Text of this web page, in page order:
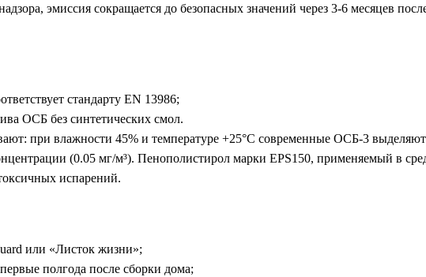
эмиссия сокращается до безопасных значений через 3-6 месяцев
стандарту EN 13986;
ОСБ без синтетических смол.
при влажности 45% и температуре +25°С современные ОСБ-3
(0.05 мг/м³). Пенополистирол марки EPS150, применяемый в
испарений.
или «Листок жизни»;
полгода после сборки дома;